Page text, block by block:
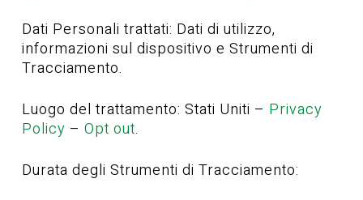
Dati Personali trattati: Dati di utilizzo,
informazioni sul dispositivo e Strumenti di
Tracciamento.
Luogo del trattamento: Stati Uniti – Privacy
Policy – Opt out.
Durata degli Strumenti di Tracciamento: